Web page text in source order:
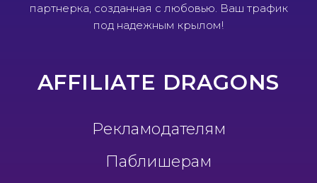
партнерка, созданная с любовью. Ваш трафик
под надежным крылом!
AFFILIATE DRAGONS
Рекламодателям
Паблишерам